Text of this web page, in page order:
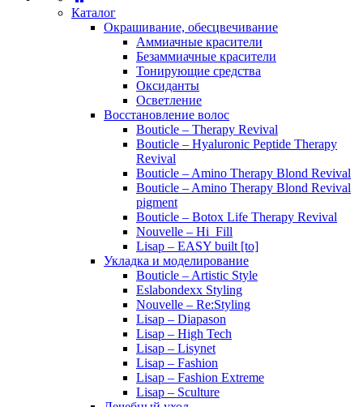
Каталог
Окрашивание, обесцвечивание
Аммиачные красители
Безаммиачные красители
Тонирующие средства
Оксиданты
Осветление
Восстановление волос
Bouticle – Therapy Revival
Bouticle – Hyaluronic Peptide Therapy
Revival
Bouticle – Amino Therapy Blond Revival
Bouticle – Amino Therapy Blond Revival
pigment
Bouticle – Botox Life Therapy Revival
Nouvelle – Hi_Fill
Lisap – EASY built [to]
Укладка и моделирование
Bouticle – Artistic Style
Eslabondexx Styling
Nouvelle – Re:Styling
Lisap – Diapason
Lisap – High Tech
Lisap – Lisynet
Lisap – Fashion
Lisap – Fashion Extreme
Lisap – Sculture